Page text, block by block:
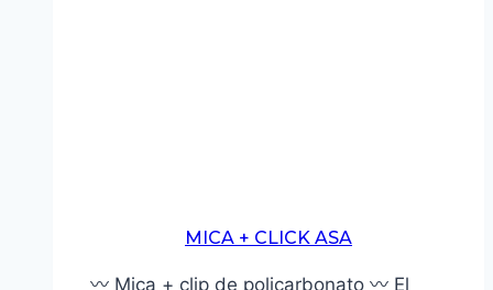
MICA + CLICK ASA
〰 Mica + clip de policarbonato 〰 El